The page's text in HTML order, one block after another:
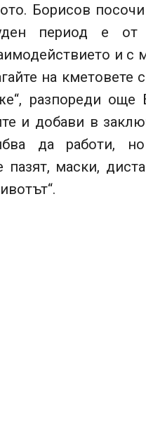
Борисов
период е от
и с
на кметовете
разпореди още
и добави в
да работи,
пазят, маски,